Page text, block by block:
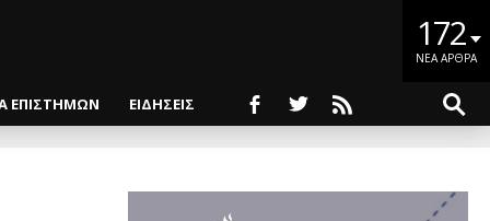
172
ΝΕΑ ΑΡΘΡΑ
ΕΠΙΣΤΗΜΩΝ ΕΙΔΗΣΕΙΣ